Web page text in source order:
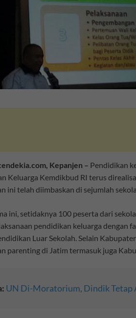
Kepanjen – Pendidikan
Keluarga Kemdikbud RI terus
ini telah diimbaskan di sejumlah
ini, setidaknya 100 peserta dari
pendidikan keluarga dengan
Luar Sekolah. Selain
parenting di Jatim termasuk juga
UN Di-Moratorium, Dindik Tetap